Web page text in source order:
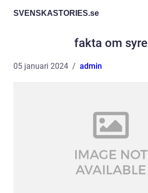
SVENSKASTORIES.se
fakta om syre
05 januari 2024 admin